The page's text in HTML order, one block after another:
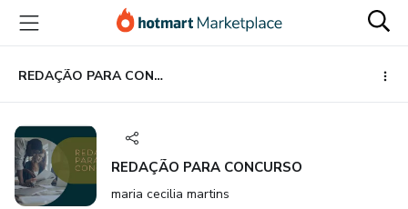
para
conteúdo
principal
para
pagamento
para
rodapé
REDAÇÃO PARA CONCURSO
REDAÇÃO PARA CONCURSO
maria cecilia martins